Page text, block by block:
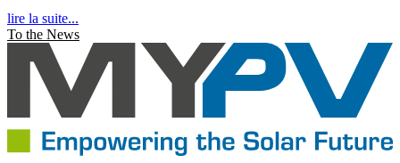
lire la suite...
To the News